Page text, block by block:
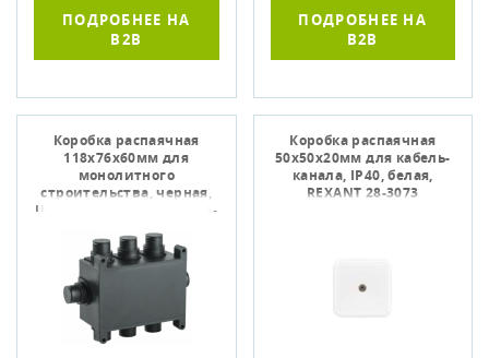
ПОДРОБНЕЕ НА
B2B
ПОДРОБНЕЕ НА
B2B
Коробка распаячная
118х76х60мм для
монолитного
строительства, черная,
IEK UKM10-118-076-060-O-
Коробка распаячная
50х50х20мм для кабель-
канала, IP40, белая,
REXANT 28-3073